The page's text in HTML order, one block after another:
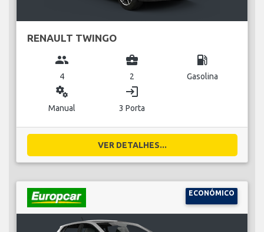
RENAULT TWINGO
group
4
business_center
2
local_gas_station
Gasolina
miscellaneous_services
Manual
login
3 Porta
VER DETALHES...
ECONÓMICO